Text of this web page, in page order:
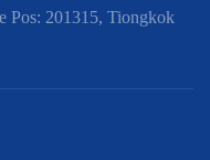
Pos: 201315, Tiongkok